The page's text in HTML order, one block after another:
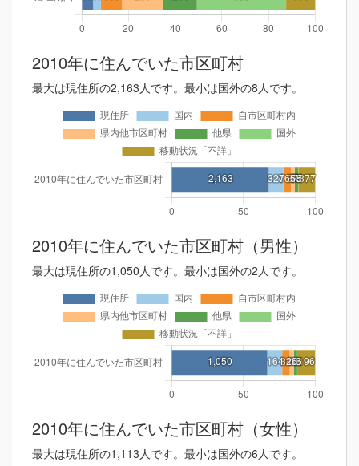
2010年に住んでいた市区町村
最大は現住所の2,163人です。最小は国外の8人です。
2010年に住んでいた市区町村（男性）
最大は現住所の1,050人です。最小は国外の2人です。
2010年に住んでいた市区町村（女性）
最大は現住所の1,113人です。最小は国外の6人です。